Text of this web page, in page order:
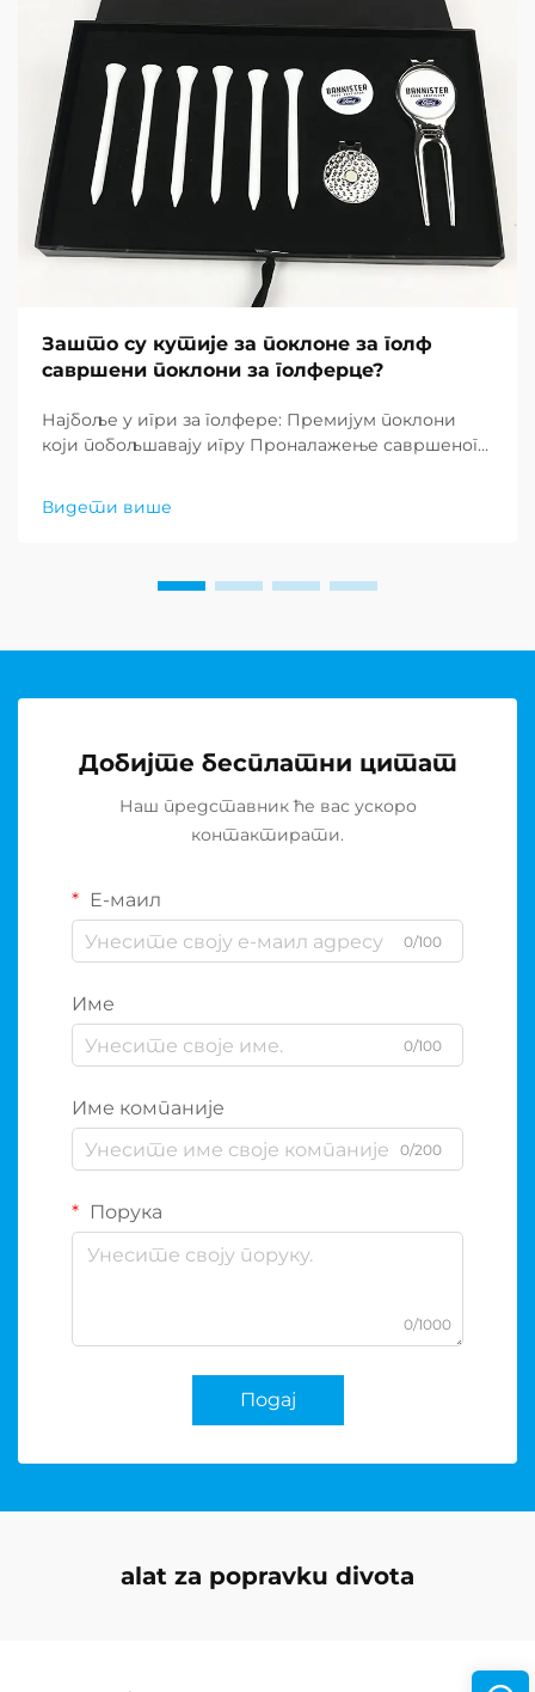
Зашто су кутије за поклоне за голф
савршени поклони за голферце?
Најбоље у игри за голфере: Премијум поклони
који побољшавају игру Проналажење савршеног
изузетно решење које комбинује практичност
Видети више
Добијте бесплатни цитат
Наш представник ће вас ускоро
контактирати.
Е-маил
0/100
Име
0/100
Име компаније
0/200
Порука
0/1000
Подај
alat za popravku divota